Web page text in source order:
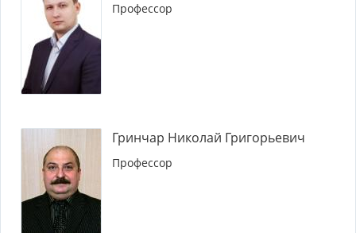
Профессор
Гринчар Николай Григорьевич
Профессор